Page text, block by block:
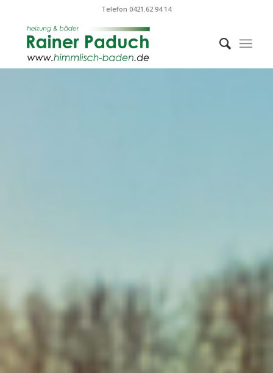
Telefon 0421.62 94 14